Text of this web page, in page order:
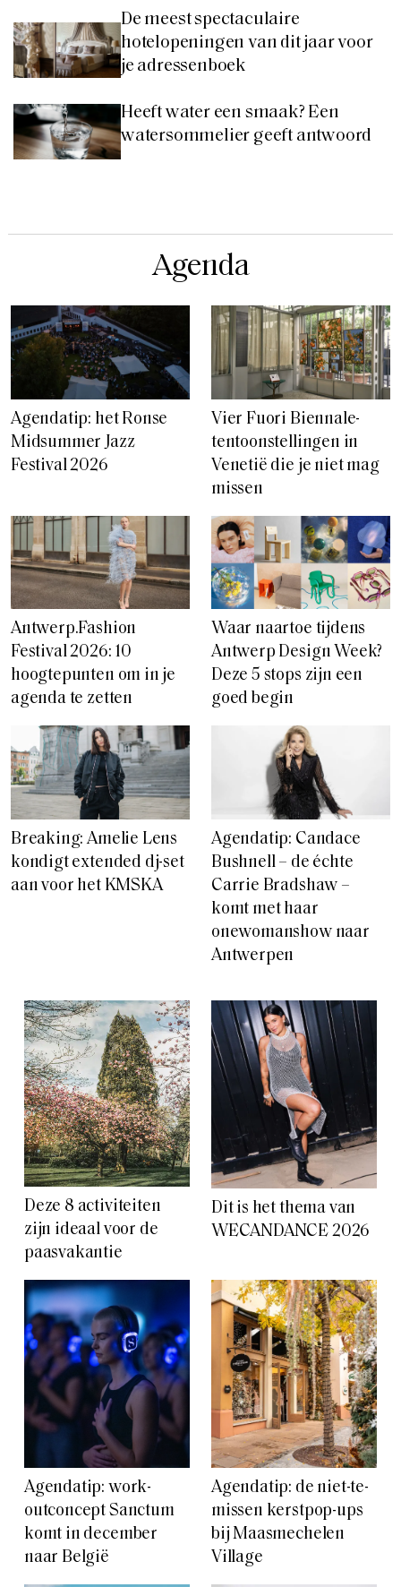
De meest spectaculaire
hotelopeningen van dit jaar voor
je adressenboek
Heeft water een smaak? Een
watersommelier geeft antwoord
Agenda
Agendatip: het Ronse
Midsummer Jazz
Festival 2026
Vier Fuori Biennale-
tentoonstellingen in
Venetië die je niet mag
missen
Antwerp.Fashion
Festival 2026: 10
hoogtepunten om in je
agenda te zetten
Waar naartoe tijdens
Antwerp Design Week?
Deze 5 stops zijn een
goed begin
Breaking: Amelie Lens
kondigt extended dj-set
aan voor het KMSKA
Agendatip: Candace
Bushnell – de échte
Carrie Bradshaw –
komt met haar
onewomanshow naar
Antwerpen
Deze 8 activiteiten
zijn ideaal voor de
paasvakantie
Dit is het thema van
WECANDANCE 2026
Agendatip: work-
outconcept Sanctum
komt in december
naar België
Agendatip: de niet-te-
missen kerstpop-ups
bij Maasmechelen
Village